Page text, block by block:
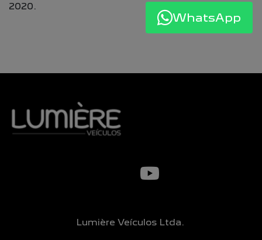
2020.
Lumière Veículos Ltda.
WhatsApp